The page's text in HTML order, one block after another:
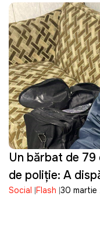
Un bărbat de
de poliție: A
Social Flash 30 martie